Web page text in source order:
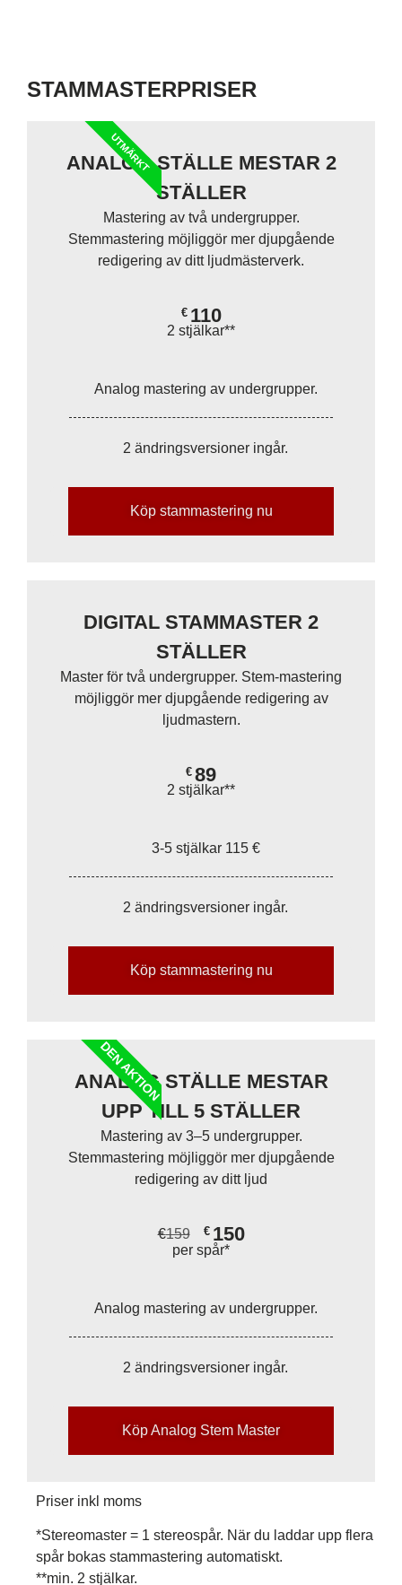
STAMMASTERPRISER
ANALOG STÄLLE MESTAR 2
STÄLLER
Mastering av två undergrupper.
Stemmastering möjliggör mer djupgående
redigering av ditt ljudmästerverk.
€ 110
2 stjälkar**
Analog mastering av undergrupper.
2 ändringsversioner ingår.
Köp stammastering nu
UTMÄRKT
DIGITAL STAMMASTER 2
STÄLLER
Master för två undergrupper. Stem-mastering
möjliggör mer djupgående redigering av
ljudmastern.
€ 89
2 stjälkar**
3-5 stjälkar 115 €
2 ändringsversioner ingår.
Köp stammastering nu
ANALOG STÄLLE MESTAR
UPP TILL 5 ​​STÄLLER
Mastering av 3–5 undergrupper.
Stemmastering möjliggör mer djupgående
redigering av ditt ljud
€159 € 150
per spår*
Analog mastering av undergrupper.
2 ändringsversioner ingår.
Köp Analog Stem Master
DEN AKTION
Priser inkl moms
*Stereomaster = 1 stereospår. När du laddar upp flera
spår bokas stammastering automatiskt.
**min. 2 stjälkar.